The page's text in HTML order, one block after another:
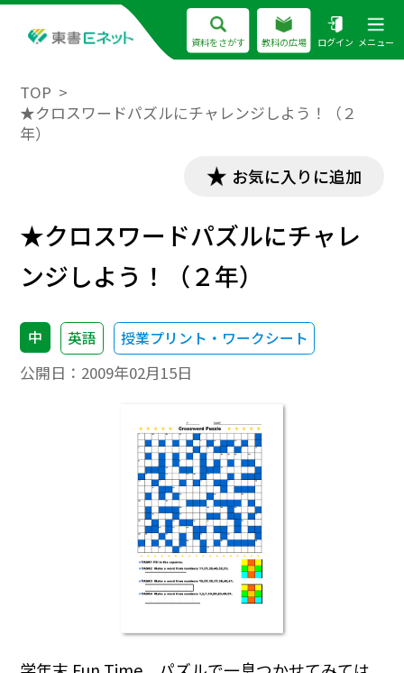
資料をさがす 教科の広場 ログイン メニュー
TOP
★クロスワードパズルにチャレンジしよう！（２
年）
お気に入りに追加
★クロスワードパズルにチャレ
ンジしよう！（２年）
中 英語 授業プリント・ワークシート
公開日： 2009年02月15日